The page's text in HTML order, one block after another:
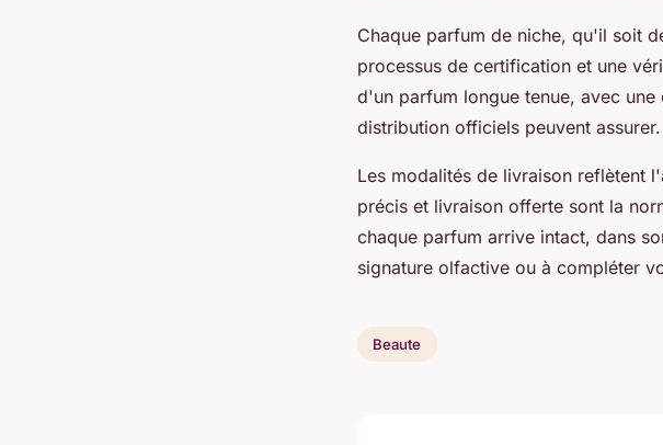
Chaque parfum de niche, qu'il soit
processus de certification et une
d'un parfum longue tenue, avec
distribution officiels peuvent assurer.
Les modalités de livraison reflètent
précis et livraison offerte sont la
chaque parfum arrive intact, dans
signature olfactive ou à compléter
Beaute